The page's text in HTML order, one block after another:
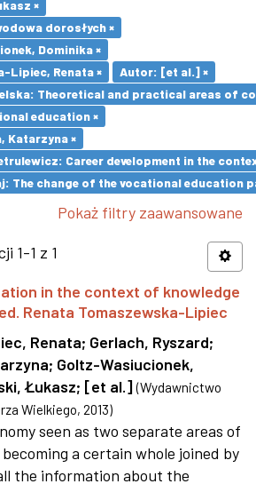
×
dorosłych ×
Dominika ×
Lipiec, Renata ×
Autor: [et al.] ×
Theoretical and practical areas of
education ×
Katarzyna ×
Career development in the
The change of the vocational education
Pokaż filtry zaawansowane
1-1 z 1
in the context of knowledge
Renata Tomaszewska-Lipiec
Renata; Gerlach, Ryszard;
; Goltz-Wasiucionek,
Łukasz; [et al.] (Wydawnictwo
Wielkiego, 2013)
seen as two separate areas of
a certain whole joined by
the information about the